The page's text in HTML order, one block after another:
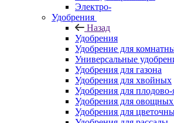
Электро-
Удобрения
Назад
Удобрения
Удобрение для
Универсальные
Удобрения для газона
Удобрения для хвойных
Удобрения для
Удобрения для овощных
Удобрения для